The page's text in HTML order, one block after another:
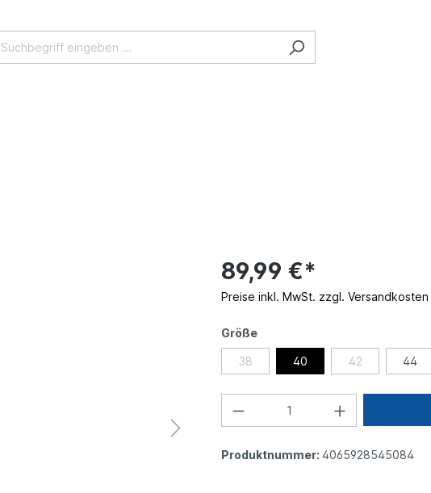
89,99 €*
Preise inkl. MwSt. zzgl. Versandkosten
Größe
38 40 42 44
Produktnummer: 4065928545084